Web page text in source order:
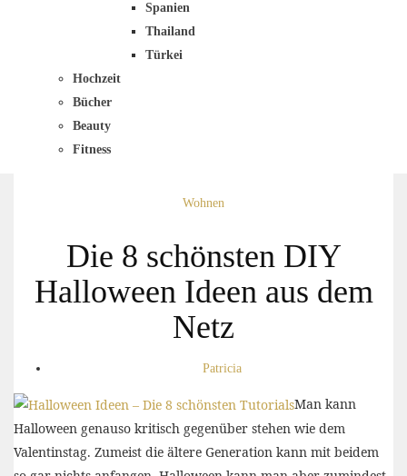
Spanien
Thailand
Türkei
Hochzeit
Bücher
Beauty
Fitness
Wohnen
Die 8 schönsten DIY
Halloween Ideen aus dem
Netz
Patricia
Man kann
Halloween genauso kritisch gegenüber stehen wie dem
Valentinstag. Zumeist die ältere Generation kann mit beidem